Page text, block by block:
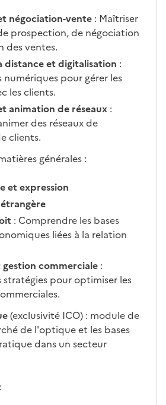
négociation-vente : Maîtriser
prospection, de négociation
des ventes.
distance et digitalisation :
numériques pour gérer les
les clients.
animation de réseaux :
des réseaux de
clients.
générales :
et expression
: Comprendre les bases
liées à la relation
commerciale :
pour optimiser les
(exclusivité ICO) : module de
de l'optique et les bases
dans un secteur
: